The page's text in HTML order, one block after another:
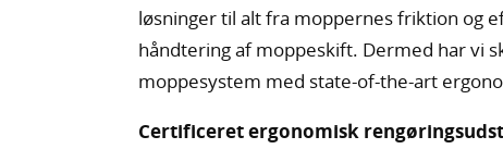
løsninger til alt fra moppernes friktion og
håndtering af moppeskift. Dermed har vi
moppesystem med state-of-the-art
Certificeret ergonomisk